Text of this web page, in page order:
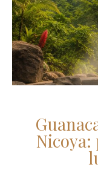
Nicoya: